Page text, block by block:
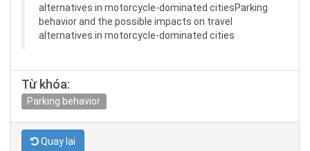
alternatives in motorcycle-dominated citiesParking
behavior and the possible impacts on travel
alternatives in motorcycle-dominated cities
Từ khóa:
Parking behavior
Quay lại